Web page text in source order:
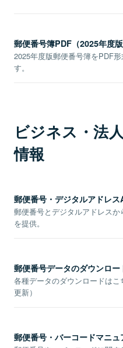
郵便番号簿PDF（2025年度版
2025年度版郵便番号簿をPDF
す。
ビジネス・法
情報
郵便番号・デジタルアドレス
郵便番号とデジタルアドレス
を提供。
郵便番号データのダウンロー
各種データのダウンロードは
更新）
郵便番号・バーコードマニュ